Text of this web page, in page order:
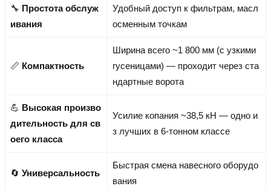
🔧 Простота обслуж
ивания
Удобный доступ к фильтрам, масл
осменным точкам
📏 Компактность
Ширина всего ~1 800 мм (с узкими
гусеницами) — проходит через ста
ндартные ворота
💪 Высокая произво
дительность для св
оего класса
Усилие копания ~38,5 кН — одно и
з лучших в 6-тонном классе
🔄 Универсальность
Быстрая смена навесного оборудо
вания